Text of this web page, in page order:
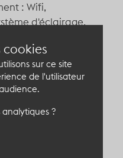
: Wifi,
d'éclairage,
ondes, four, lave-
cookies
sur ce site
de l'utilisateur
?